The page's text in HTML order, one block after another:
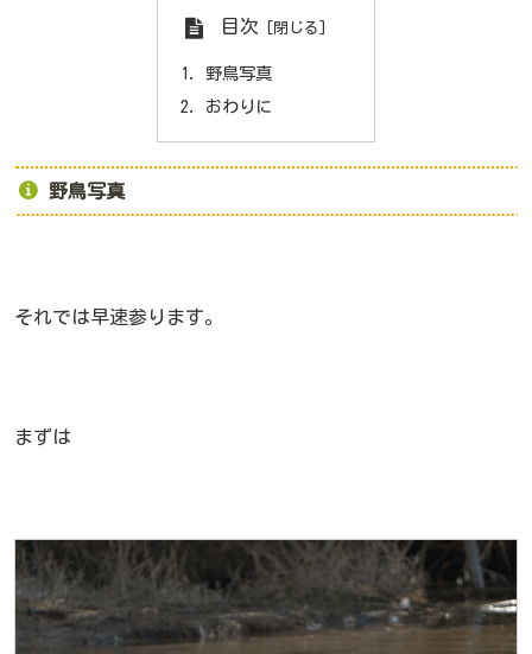
目次
野鳥写真
おわりに
野鳥写真
それでは早速参ります。
まずは